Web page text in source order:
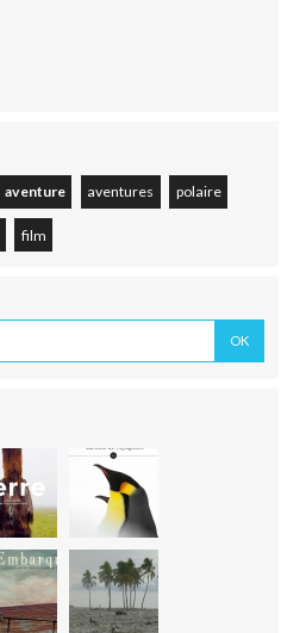
aventure aventures polaire
film